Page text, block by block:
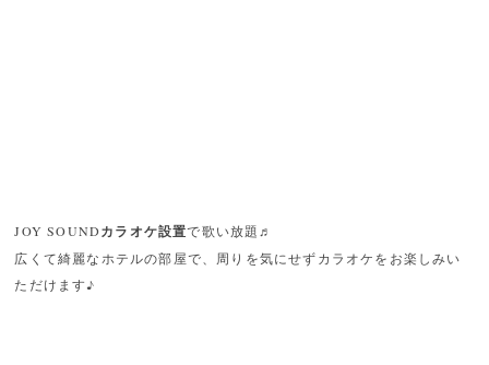
JOY SOUNDカラオケ設置で歌い放題♬
広くて綺麗なホテルの部屋で、周りを気にせずカラオケをお楽しみい
ただけます♪